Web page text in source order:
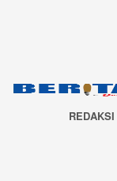
REDAKSI